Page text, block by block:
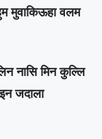
मुवाकिऊहा वलम
नासि मिन कुल्लि
जदाला